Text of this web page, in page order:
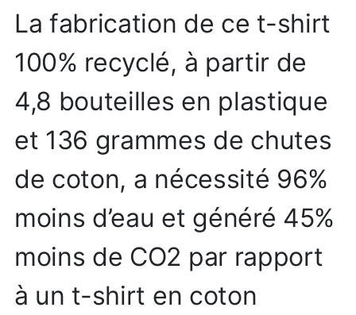
La fabrication de ce t-shirt
100% recyclé, à partir de
4,8 bouteilles en plastique
et 136 grammes de chutes
de coton, a nécessité 96%
moins d’eau et généré 45%
moins de CO2 par rapport
à un t-shirt en coton